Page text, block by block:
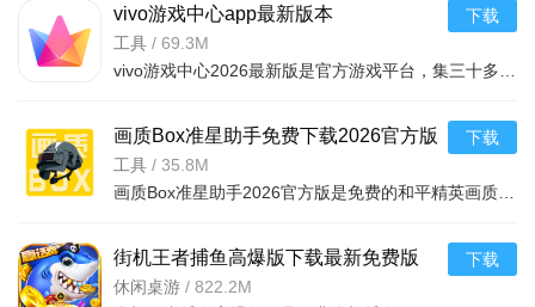
vivo游戏中心app最新版本
2026v7.2.24.0安卓版
工具 / 69.3M
下载
画质Box准星助手免费下载2026官方版
v2.0.0官方正版
工具 / 35.8M
下载
街机王者捕鱼高爆版下载最新免费版
v3.14.0.10.11官方安卓版
休闲桌游 / 822.2M
下载